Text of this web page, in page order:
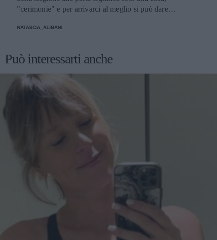
"cerimonie" e per arrivarci al meglio si può dare
NATASCIA_ALIBANI
Può interessarti anche